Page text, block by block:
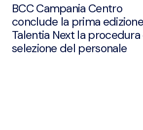
BCC Campania Centro
conclude la prima
Talentia Next la
selezione del personale